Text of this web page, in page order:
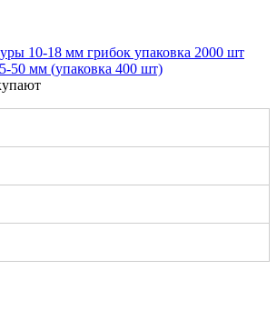
10-18 мм грибок упаковка 2000 шт
50 мм (упаковка 400 шт)